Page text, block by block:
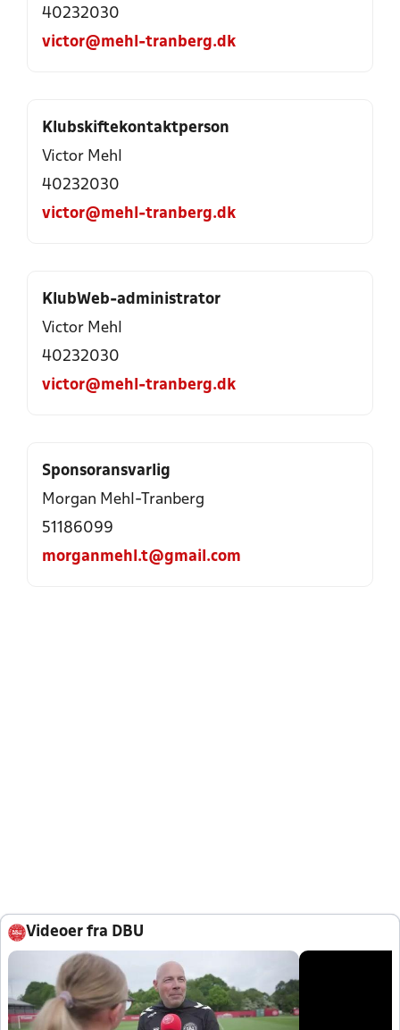
40232030
victor@mehl-tranberg.dk
Klubskiftekontaktperson
Victor Mehl
40232030
victor@mehl-tranberg.dk
KlubWeb-administrator
Victor Mehl
40232030
victor@mehl-tranberg.dk
Sponsoransvarlig
Morgan Mehl-Tranberg
51186099
morganmehl.t@gmail.com
Videoer fra DBU